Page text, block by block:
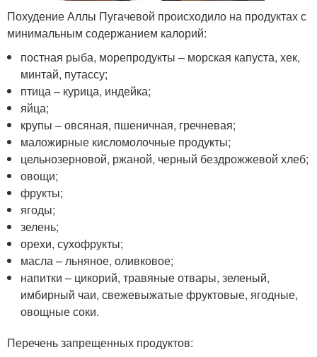
Похудение Аллы Пугачевой происходило на продуктах с
минимальным содержанием калорий:
постная рыба, морепродукты – морская капуста, хек,
минтай, путассу;
птица – курица, индейка;
яйца;
крупы – овсяная, пшеничная, гречневая;
маложирные кисломолочные продукты;
цельнозерновой, ржаной, черный бездрожжевой хлеб;
овощи;
фрукты;
ягоды;
зелень;
орехи, сухофрукты;
масла – льняное, оливковое;
напитки – цикорий, травяные отвары, зеленый,
имбирный чаи, свежевыжатые фруктовые, ягодные,
овощные соки.
Перечень запрещенных продуктов: